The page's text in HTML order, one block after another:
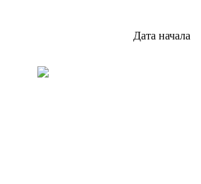
Дата начала